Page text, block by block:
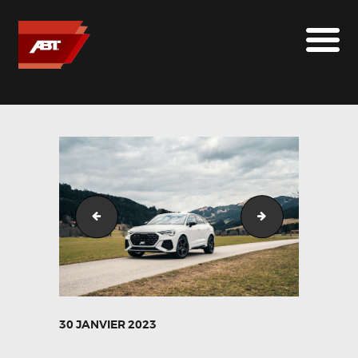
ABT SPORTSLINE FRANCE
MARQUES
LE SUR-MESURE
CONTACT
Audi_RSQ3_Kumulusblau_HR21-6
30 JANVIER 2023